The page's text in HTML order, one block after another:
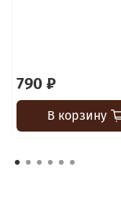
790 ₽
В корзину